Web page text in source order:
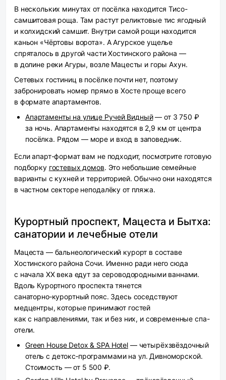
В нескольких минутах от посёлка находится Тисо-
самшитовая роща. Там растут реликтовые тис ягодный
и колхидский самшит. Внутри самой рощи находится
каньон «Чёртовы ворота». А Агурское ущелье
спряталось в другой части Хостинского района —
в долине реки Агуры, возле Мацесты и горы Ахун.
Сетевых гостиниц в посёлке почти нет, поэтому
забронировать номер прямо в Хосте проще всего
в формате апартаментов.
Апартаменты на улице Ручей Видный— от 3 750 ₽
за ночь. Апартаменты находятся в 2,9 км от центра
посёлка. Рядом — море и вход в заповедник.
Если апарт-формат вам не подходит, посмотрите готовую
подборку гостевых домов. Это небольшие семейные
варианты с кухней и территорией. Обычно они находятся
в частном секторе неподалёку от пляжа.
Курортный проспект, Мацеста и Бытха:
санатории и лечебные отели
Мацеста — бальнеологический курорт в составе
Хостинского района Сочи. Именно ради него сюда
с начала XX века едут за сероводородными ваннами.
Вдоль Курортного проспекта тянется
санаторно‑курортный пояс. Здесь соседствуют
медцентры, которые принимают гостей
как с направлениями, так и без них, и современные спа-
отели.
Green House Detox & SPA Hotel— четырёхзвёздочный
отель с детокс‑программами на ул. Дивноморской.
Стоимость — от 5 500 ₽.